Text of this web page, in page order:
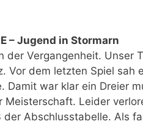
– Jugend in Stormarn
Vergangenheit. Unser
Vor dem letzten Spiel sah
Damit war klar ein Dreier
Meisterschaft. Leider
Abschlusstabelle. Als